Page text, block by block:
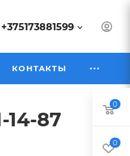
+375173881599
КОНТАКТЫ
87
0
0